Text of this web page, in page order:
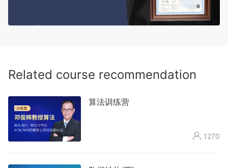
Related course recommendation
算法训练营
 1270